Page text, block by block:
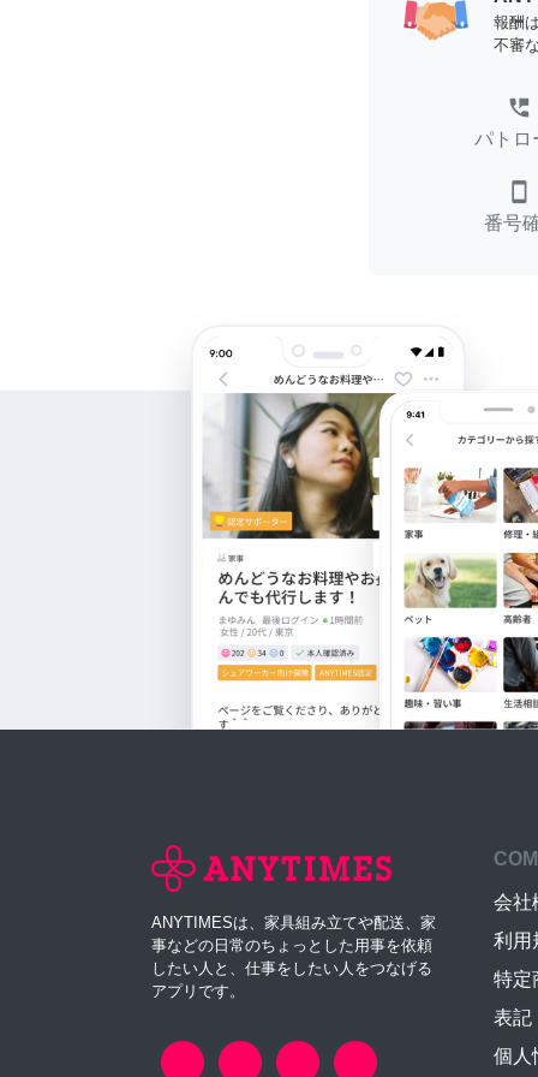
報酬
不審
perm_phone_msg
パトロ
smartphone
番号
ANYTIMESは、家具組み立てや配送、家
事などの日常のちょっとした用事を依頼
したい人と、仕事をしたい人をつなげる
アプリです。
会社
利用
特定
表記
個人